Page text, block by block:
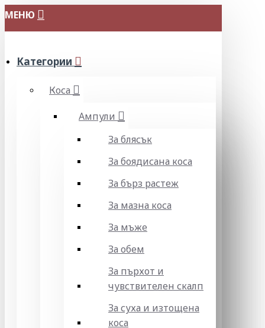
МЕНЮ
Категории
Коса
Ампули
За блясък
За боядисана коса
За бърз растеж
За мазна коса
За мъже
За обем
За пърхот и
чувствителен скалп
За суха и изтощена
коса